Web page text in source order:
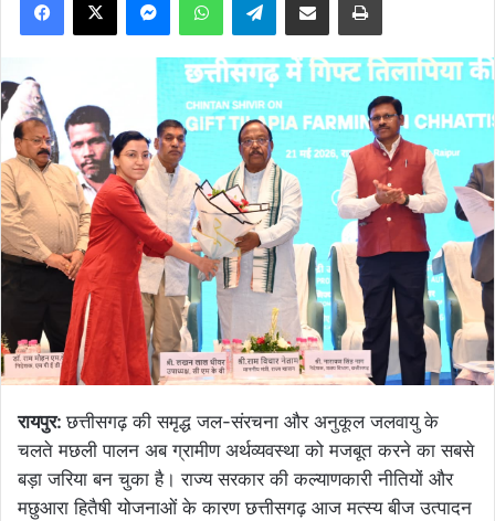
रायपुर:छत्तीसगढ़ की समृद्ध जल-संरचना और अनुकूल जलवायु के
चलते मछली पालन अब ग्रामीण अर्थव्यवस्था को मजबूत करने का सबसे
बड़ा जरिया बन चुका है। राज्य सरकार की कल्याणकारी नीतियों और
मछुआरा हितैषी योजनाओं के कारण छत्तीसगढ़ आज मत्स्य बीज उत्पादन